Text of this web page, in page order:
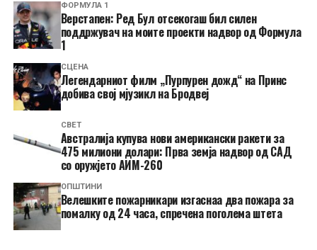
ФОРМУЛА 1
Верстапен: Ред Бул отсекогаш бил силен
поддржувач на моите проекти надвор од Формула
1
СЦЕНА
Легендарниот филм „Пурпурен дожд“ на Принс
добива свој мјузикл на Бродвеј
СВЕТ
Австралија купува нови американски ракети за
475 милиони долари: Прва земја надвор од САД
со оружјето АИМ-260
ОПШТИНИ
Велешките пожарникари изгаснаа два пожара за
помалку од 24 часа, спречена поголема штета